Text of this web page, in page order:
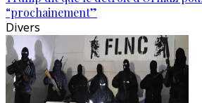
“prochainement”
Divers